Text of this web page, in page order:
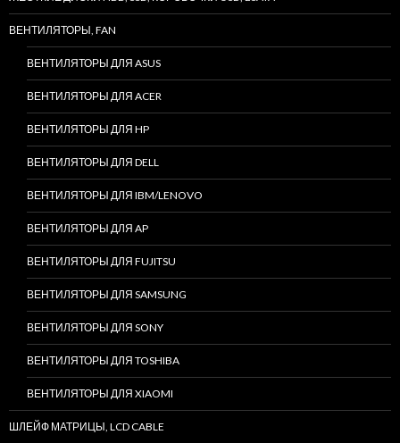
ВЕНТИЛЯТОРЫ, FAN
ВЕНТИЛЯТОРЫ ДЛЯ ASUS
ВЕНТИЛЯТОРЫ ДЛЯ ACER
ВЕНТИЛЯТОРЫ ДЛЯ HP
ВЕНТИЛЯТОРЫ ДЛЯ DELL
ВЕНТИЛЯТОРЫ ДЛЯ IBM/LENOVO
ВЕНТИЛЯТОРЫ ДЛЯ AP
ВЕНТИЛЯТОРЫ ДЛЯ FUJITSU
ВЕНТИЛЯТОРЫ ДЛЯ SAMSUNG
ВЕНТИЛЯТОРЫ ДЛЯ SONY
ВЕНТИЛЯТОРЫ ДЛЯ TOSHIBA
ВЕНТИЛЯТОРЫ ДЛЯ XIAOMI
ШЛЕЙФ МАТРИЦЫ, LCD CABLE